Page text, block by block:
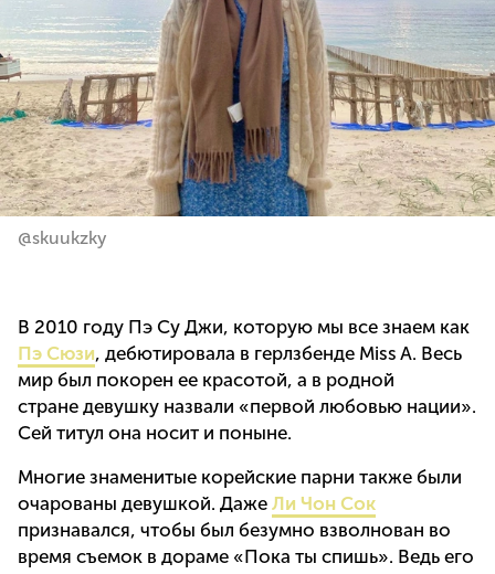
@skuukzky
В 2010 году Пэ Су Джи, которую мы все знаем как
Пэ Сюзи, дебютировала в герлзбенде Miss A. Весь
мир был покорен ее красотой, а в родной
стране девушку назвали «первой любовью нации».
Сей титул она носит и поныне.
Многие знаменитые корейские парни также были
очарованы девушкой. Даже Ли Чон Сок
признавался, чтобы был безумно взволнован во
время съемок в дораме «Пока ты спишь». Ведь его